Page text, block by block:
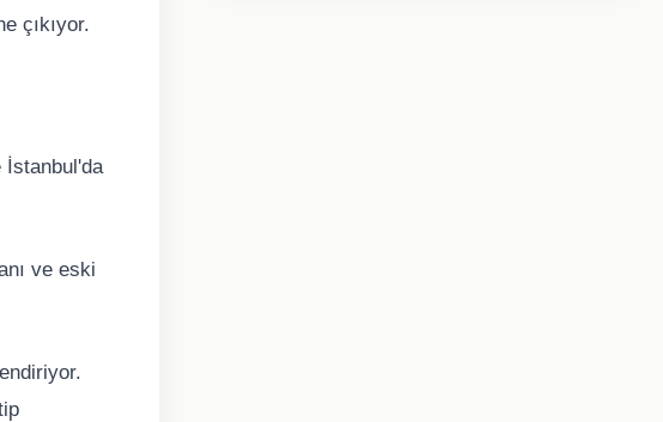
çıkıyor.
İstanbul'da
ve eski